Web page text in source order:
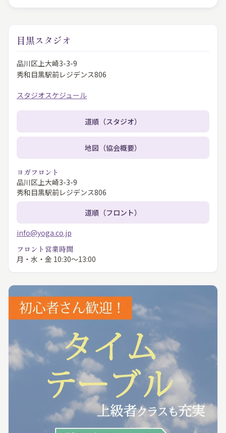
目黒スタジオ
品川区上大崎3-3-9
秀和目黒駅前レジデンス806
スタジオスケジュール
道順（スタジオ）
地図（協会概要）
ヨガフロント
品川区上大崎3-3-9
秀和目黒駅前レジデンス806
道順（フロント）
info@yoga.co.jp
フロント営業時間
月・水・金 10:30〜13:00